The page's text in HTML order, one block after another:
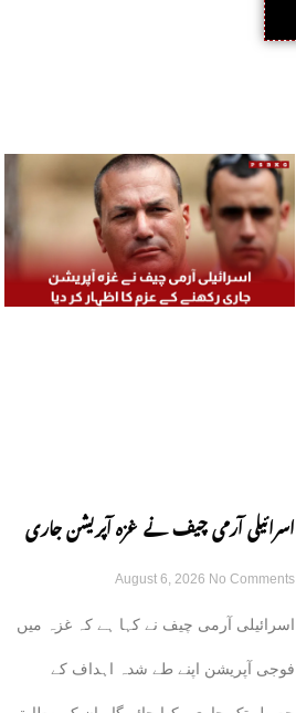
اسرائیلی آرمی چیف نے غزہ آپریشن جاری
رکھنے کے عزم کا اظہار کر دیا
August 6, 2026 No Comments
اسرائیلی آرمی چیف نے کہا ہے کہ غزہ میں
فوجی آپریشن اپنے طے شدہ اہداف کے